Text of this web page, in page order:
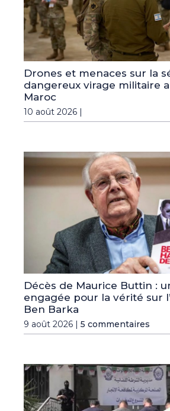
Drones et menaces sur la
dangereux virage militaire
Maroc
10 août 2026 |
Décès de Maurice Buttin :
engagée pour la vérité sur
Ben Barka
9 août 2026 | 5 commentaires